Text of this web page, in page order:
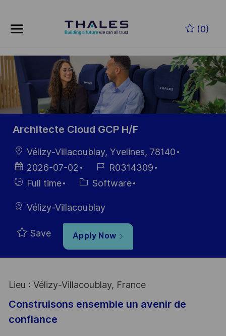
(0)
-
Architecte Cloud GCP H/F
LocationVélizy-Villacoublay, Yvelines, 78140
Posted
Date
2026-07-02
Job
Id
R0314309
HiringFull time Category
Software
Vélizy-Villacoublay
Save Apply Now
Lieu : Vélizy-Villacoublay, France
Construisons ensemble un avenir de
confiance